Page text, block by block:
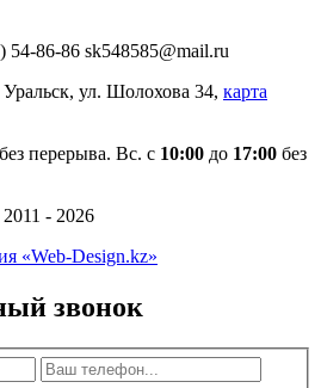
54-86-86 sk548585@mail.ru
Уральск, ул. Шолохова 34, карта
без перерыва. Вс. с 10:00 до 17:00 без
- 2026
«Web-Design.kz»
звонок